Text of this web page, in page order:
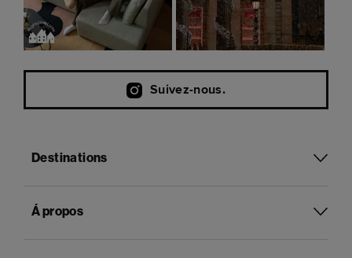
Suivez-nous.
Destinations
Á propos